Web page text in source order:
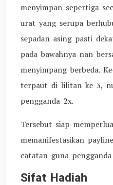
menyimpan sepertiga
urat yang serupa
sepadan asing pasti
pada bawahnya nan
menyimpang berbeda.
terpaut di lilitan ke-3,
pengganda 2x.
Tersebut siap
memanifestasikan
catatan guna
Sifat Hadiah